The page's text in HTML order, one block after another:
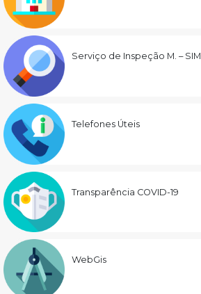
Serviço de Inspeção M. – SIM
Telefones Úteis
Transparência COVID-19
WebGis